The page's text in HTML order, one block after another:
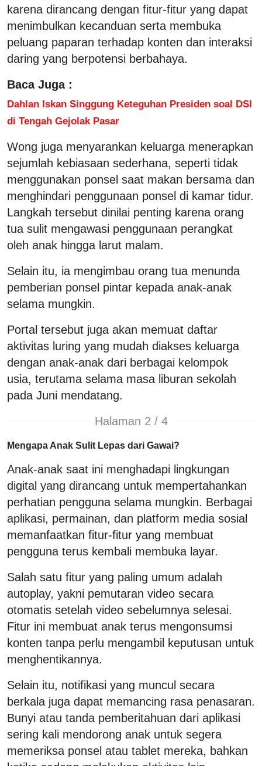
karena dirancang dengan fitur-fitur yang dapat
menimbulkan kecanduan serta membuka
peluang paparan terhadap konten dan interaksi
daring yang berpotensi berbahaya.
Baca Juga :
Dahlan Iskan Singgung Keteguhan Presiden soal DSI
di Tengah Gejolak Pasar
Wong juga menyarankan keluarga menerapkan
sejumlah kebiasaan sederhana, seperti tidak
menggunakan ponsel saat makan bersama dan
menghindari penggunaan ponsel di kamar tidur.
Langkah tersebut dinilai penting karena orang
tua sulit mengawasi penggunaan perangkat
oleh anak hingga larut malam.
Selain itu, ia mengimbau orang tua menunda
pemberian ponsel pintar kepada anak-anak
selama mungkin.
Portal tersebut juga akan memuat daftar
aktivitas luring yang mudah diakses keluarga
dengan anak-anak dari berbagai kelompok
usia, terutama selama masa liburan sekolah
pada Juni mendatang.
Halaman 2 / 4
Mengapa Anak Sulit Lepas dari Gawai?
Anak-anak saat ini menghadapi lingkungan
digital yang dirancang untuk mempertahankan
perhatian pengguna selama mungkin. Berbagai
aplikasi, permainan, dan platform media sosial
memanfaatkan fitur-fitur yang membuat
pengguna terus kembali membuka layar.
Salah satu fitur yang paling umum adalah
autoplay, yakni pemutaran video secara
otomatis setelah video sebelumnya selesai.
Fitur ini membuat anak terus mengonsumsi
konten tanpa perlu mengambil keputusan untuk
menghentikannya.
Selain itu, notifikasi yang muncul secara
berkala juga dapat memancing rasa penasaran.
Bunyi atau tanda pemberitahuan dari aplikasi
sering kali mendorong anak untuk segera
memeriksa ponsel atau tablet mereka, bahkan